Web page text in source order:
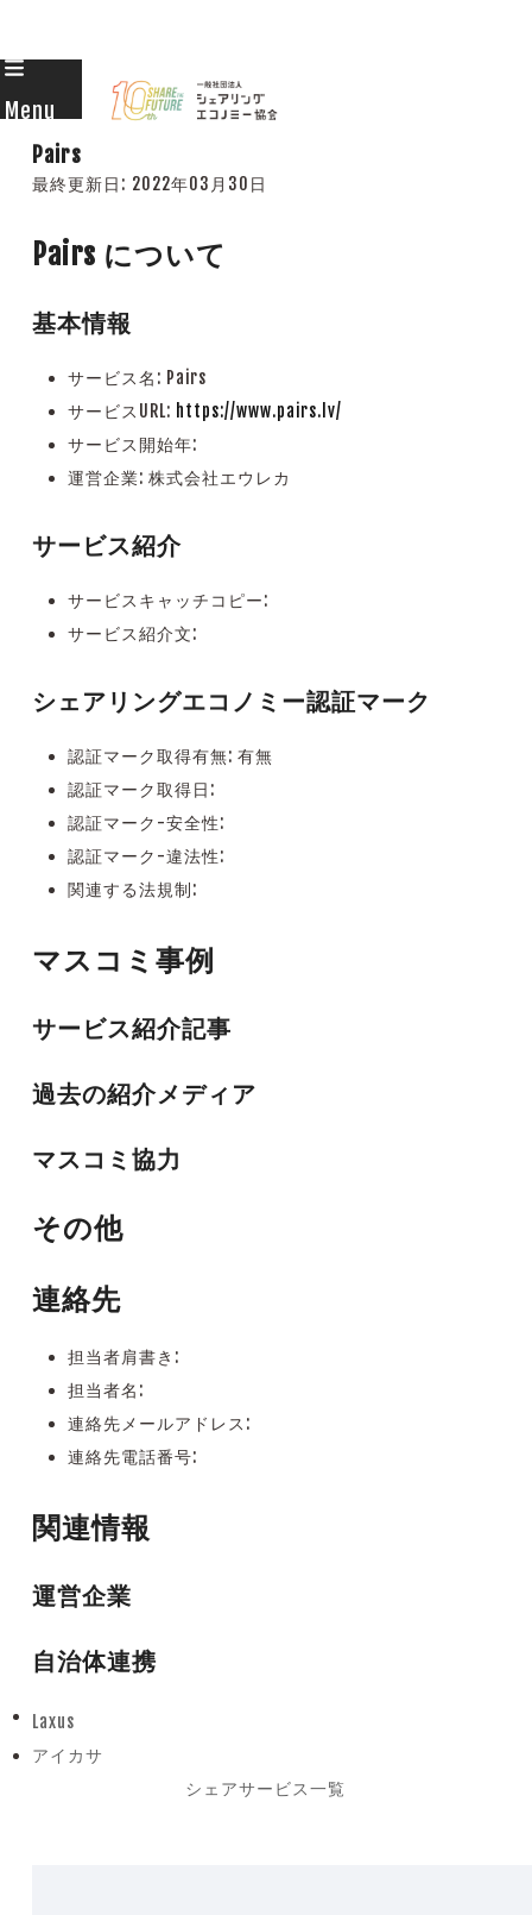
Skip
to
content
Menu
Pairs
最終更新日: 2022年03月30日
Pairs について
基本情報
サービス名: Pairs
サービスURL: https://www.pairs.lv/
サービス開始年:
運営企業: 株式会社エウレカ
サービス紹介
サービスキャッチコピー:
サービス紹介文:
シェアリングエコノミー認証マーク
認証マーク取得有無: 有無
認証マーク取得日:
認証マーク-安全性:
認証マーク-違法性:
関連する法規制:
マスコミ事例
サービス紹介記事
過去の紹介メディア
マスコミ協力
その他
連絡先
担当者肩書き:
担当者名:
連絡先メールアドレス:
連絡先電話番号:
関連情報
運営企業
自治体連携
post:
Laxus
next
アイカサ
シェアサービス一覧